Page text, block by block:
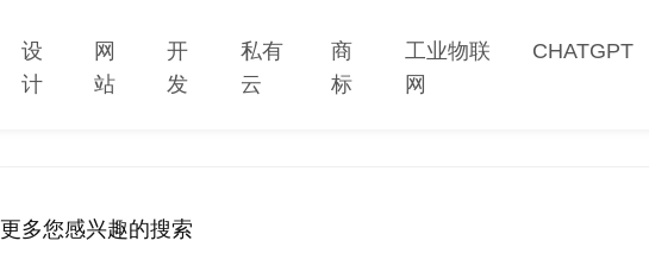
设
计
网
站
开
发
私有
云
商
标
工业物联
网
CHATGPT
更多您感兴趣的搜索